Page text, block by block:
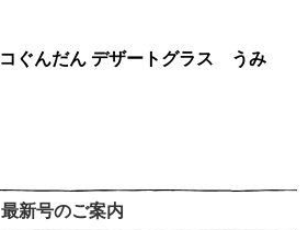
ノラネコぐんだん デザートグラス うみ
最新号のご案内